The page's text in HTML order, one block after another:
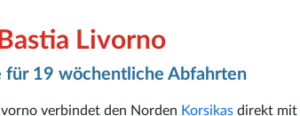
Livorno
für 19 wöchentliche Abfahrten
verbindet den Norden Korsikas direkt mit